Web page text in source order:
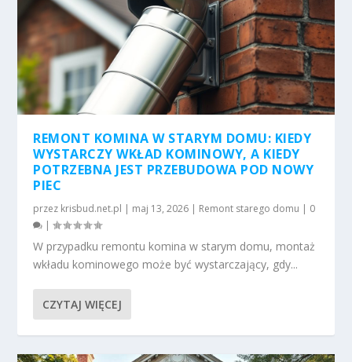
REMONT KOMINA W STARYM DOMU: KIEDY
WYSTARCZY WKŁAD KOMINOWY, A KIEDY
POTRZEBNA JEST PRZEBUDOWA POD NOWY
PIEC
przez krisbud.net.pl | maj 13, 2026 | Remont starego domu | 0
|
W przypadku remontu komina w starym domu, montaż
wkładu kominowego może być wystarczający, gdy...
CZYTAJ WIĘCEJ